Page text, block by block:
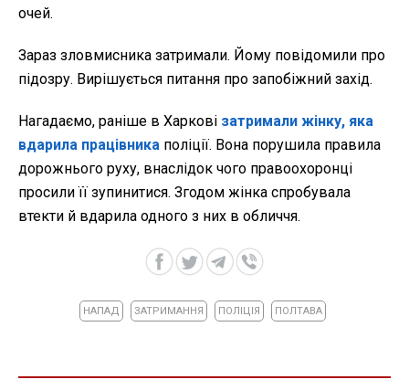
очей.
Зараз зловмисника затримали. Йому повідомили про
підозру. Вирішується питання про запобіжний захід.
Нагадаємо, раніше в Харкові затримали жінку, яка
вдарила працівника поліції. Вона порушила правила
дорожнього руху, внаслідок чого правоохоронці
просили її зупинитися. Згодом жінка спробувала
втекти й вдарила одного з них в обличчя.
НАПАД ЗАТРИМАННЯ ПОЛІЦІЯ ПОЛТАВА